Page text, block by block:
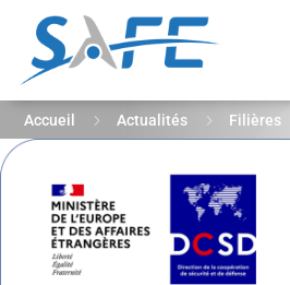
Accueil 5 Actualités 5 Filières
sécurité/défense pour le compte du
des affaires étrangères